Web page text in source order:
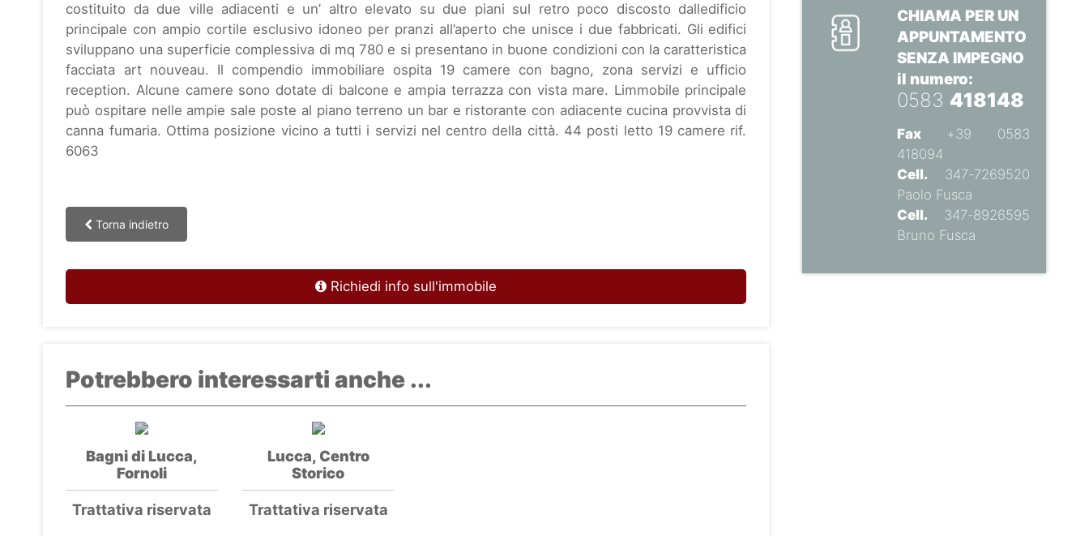
costituito da due ville adiacenti e un’ altro elevato su due piani sul retro poco discosto dalledificio
principale con ampio cortile esclusivo idoneo per pranzi all’aperto che unisce i due fabbricati. Gli edifici
sviluppano una superficie complessiva di mq 780 e si presentano in buone condizioni con la caratteristica
facciata art nouveau. Il compendio immobiliare ospita 19 camere con bagno, zona servizi e ufficio
reception. Alcune camere sono dotate di balcone e ampia terrazza con vista mare. Limmobile principale
può ospitare nelle ampie sale poste al piano terreno un bar e ristorante con adiacente cucina provvista di
canna fumaria. Ottima posizione vicino a tutti i servizi nel centro della città. 44 posti letto 19 camere rif.
6063
Torna indietro
Richiedi info sull'immobile
Potrebbero interessarti anche ...
Bagni di Lucca,
Fornoli
Trattativa riservata
Lucca, Centro
Storico
Trattativa riservata
CHIAMA PER UN
APPUNTAMENTO
SENZA IMPEGNO
il numero:
0583 418148
Fax+39 0583
418094
Cell. 347-7269520
Paolo Fusca
Cell. 347-8926595
Bruno Fusca